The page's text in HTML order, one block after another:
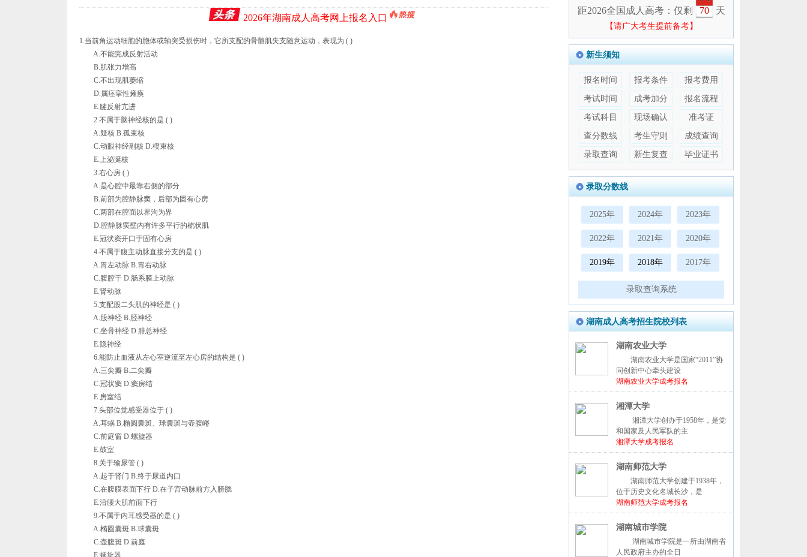
2026年湖南成人高考网上报名入口
1.当前角运动细胞的胞体或轴突受损伤时，它所支配的骨骼肌失支随意运动，表现为 ( )
A.不能完成反射活动
B.肌张力增高
C.不出现肌萎缩
D.属痉挛性瘫痪
E.腱反射亢进
2.不属于脑神经核的是 ( )
A.疑核 B.孤束核
C.动眼神经副核 D.楔束核
E.上泌涎核
3.右心房 ( )
A.是心腔中最靠右侧的部分
B.前部为腔静脉窦，后部为固有心房
C.两部在腔面以界沟为界
D.腔静脉窦壁内有许多平行的梳状肌
E.冠状窦开口于固有心房
4.不属于腹主动脉直接分支的是 ( )
A.胃左动脉 B.胃右动脉
C.腹腔干 D.肠系膜上动脉
E.肾动脉
5.支配股二头肌的神经是 ( )
A.股神经 B.胫神经
C.坐骨神经 D.腓总神经
E.隐神经
6.能防止血液从左心室逆流至左心房的结构是 ( )
A.三尖瓣 B.二尖瓣
C.冠状窦 D.窦房结
E.房室结
7.头部位觉感受器位于 ( )
A.耳蜗 B.椭圆囊斑、球囊斑与壶腹嵴
C.前庭窗 D.螺旋器
E.鼓室
8.关于输尿管 ( )
A.起于肾门 B.终于尿道内口
C.在腹膜表面下行 D.在子宫动脉前方入膀胱
E.沿腰大肌前面下行
9.不属于内耳感受器的是 ( )
A.椭圆囊斑 B.球囊斑
C.壶腹斑 D.前庭
E.螺旋器
距2026全国成人高考：仅剩 70 天
【请广大考生提前备考】
新生须知
报名时间 报考条件 报考费用
考试时间 成考加分 报名流程
考试科目 现场确认 准考证
查分数线 考生守则 成绩查询
录取查询 新生复查 毕业证书
录取分数线
2025年 2024年 2023年
2022年 2021年 2020年
2019年 2018年 2017年
录取查询系统
湖南成人高考招生院校列表
湖南农业大学
湖南农业大学是国家“2011”协
同创新中心牵头建设
湖南农业大学成考报名
湘潭大学
湘潭大学创办于1958年，是党
和国家及人民军队的主
湘潭大学成考报名
湖南师范大学
湖南师范大学创建于1938年，
位于历史文化名城长沙，是
湖南师范大学成考报名
湖南城市学院
湖南城市学院是一所由湖南省
人民政府主办的全日